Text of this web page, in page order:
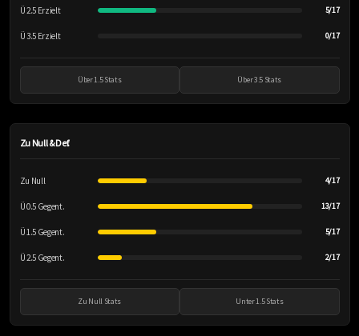
Ü 2.5 Erzielt 5/17
Ü 3.5 Erzielt 0/17
Über 1.5 Stats Über 3.5 Stats
Zu Null & Def.
Zu Null 4/17
Ü 0.5 Gegent. 13/17
Ü 1.5 Gegent. 5/17
Ü 2.5 Gegent. 2/17
Zu Null Stats Unter 1.5 Stats